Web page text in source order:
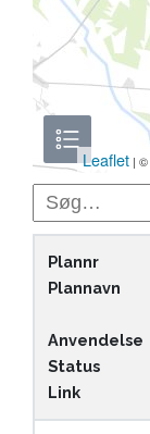
Leaflet | ©
Søg i indhold
Plannr
Plannavn
Anvendelse
Status
Link